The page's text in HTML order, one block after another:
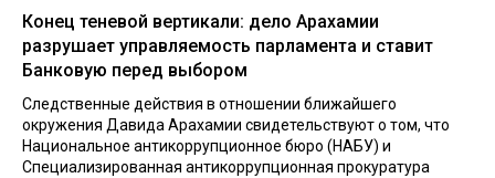
Конец теневой вертикали: дело Арахамии
разрушает управляемость парламента и ставит
Банковую перед выбором
Следственные действия в отношении ближайшего
окружения Давида Арахамии свидетельствуют о том, что
Национальное антикоррупционное бюро (НАБУ) и
Специализированная антикоррупционная прокуратура